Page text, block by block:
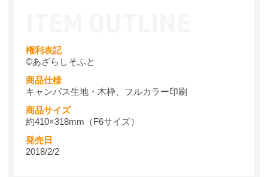
権利表記
©あざらしそふと
商品仕様
キャンパス生地・木枠、フルカラー印刷
商品サイズ
約410×318mm（F6サイズ）
発売日
2018/2/2